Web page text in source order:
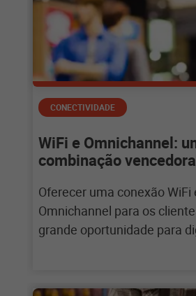
CONECTIVIDADE
WiFi e Omnichannel:
combinação
Oferecer uma conexão WiFi
Omnichannel para os
grande oportunidade para